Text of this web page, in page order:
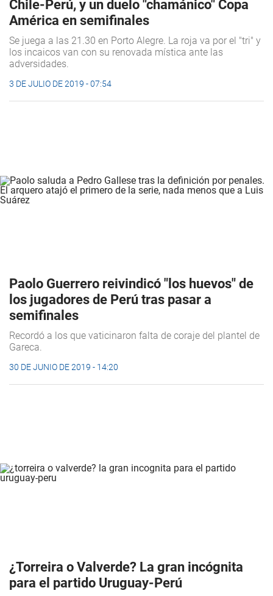
Chile-Perú, y un duelo "chamánico" Copa
América en semifinales
Se juega a las 21.30 en Porto Alegre. La roja va por el "tri" y
los incaicos van con su renovada mística ante las
adversidades.
3 DE JULIO DE 2019 - 07:54
Paolo Guerrero reivindicó "los huevos" de
los jugadores de Perú tras pasar a
semifinales
Recordó a los que vaticinaron falta de coraje del plantel de
Gareca.
30 DE JUNIO DE 2019 - 14:20
¿Torreira o Valverde? La gran incógnita
para el partido Uruguay-Perú